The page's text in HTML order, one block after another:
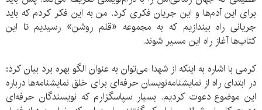
برای این آدم‌ها و این جریان فکری کرد. من به این فکر کردم که باید
جریانی راه بیندازیم که به مجموعه «قلم روشن» رسیدیم تا این
کتاب‌ها آغاز راه این مسیر شوند.
کرمی با اشاره به اینکه از شهدا می‌توان به عنوان الگو بهره برد بیان کرد:
در ابتدای راه از نمایشنامه‌نویسان حرفه‌ای برای خلق نمایشنامه‌ها درباره
این موضوع دعوت کردیم. بسیار سپاسگزارم که نویسندگان حرفه‌ای